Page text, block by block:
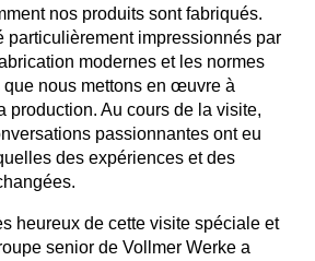
nos produits sont fabriqués.
particulièrement impressionnés par
modernes et les normes
nous mettons en œuvre à
production. Au cours de la visite,
passionnantes ont eu
des expériences et des
heureux de cette visite spéciale et
senior de Vollmer Werke a